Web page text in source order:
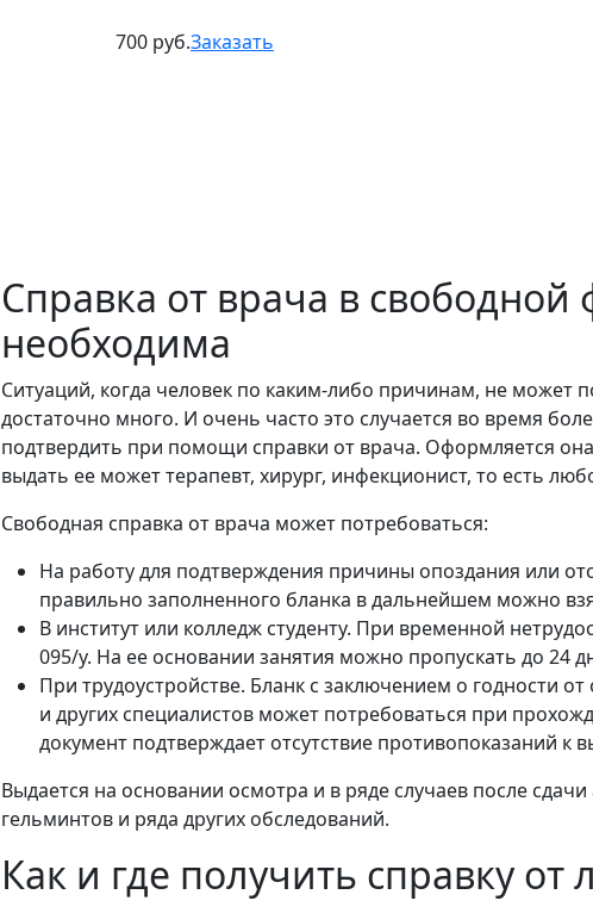
700 руб.Заказать
Справка от врача в свободной
необходима
Ситуаций, когда человек по каким-либо причинам, не может
достаточно много. И очень часто это случается во время
подтвердить при помощи справки от врача. Оформляется
выдать ее может терапевт, хирург, инфекционист, то есть
Свободная справка от врача может потребоваться:
На работу для подтверждения причины опоздания или
правильно заполненного бланка в дальнейшем можно
В институт или колледж студенту. При временной
095/у. На ее основании занятия можно пропускать до 24
При трудоустройстве. Бланк с заключением о годности
и других специалистов может потребоваться при
документ подтверждает отсутствие противопоказаний
Выдается на основании осмотра и в ряде случаев после
гельминтов и ряда других обследований.
Как и где получить справку от